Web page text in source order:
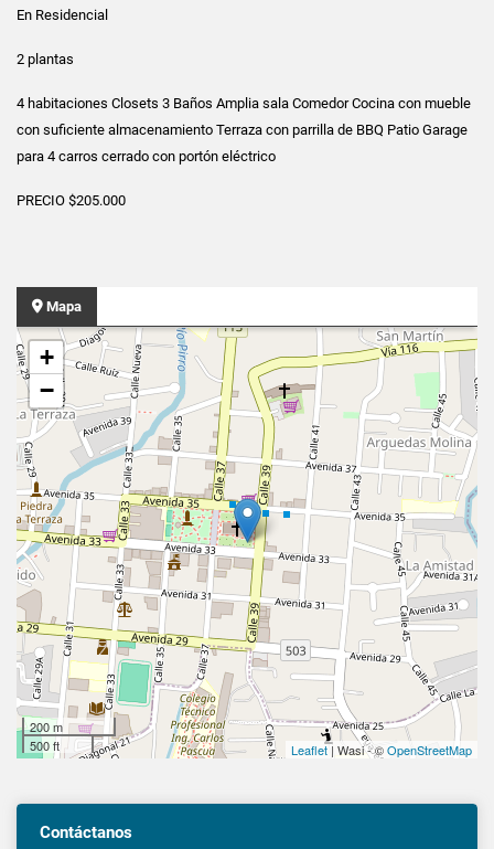
En Residencial
2 plantas
4 habitaciones Closets 3 Baños Amplia sala Comedor Cocina con mueble
con suficiente almacenamiento Terraza con parrilla de BBQ Patio Garage
para 4 carros cerrado con portón eléctrico
PRECIO $205.000
Mapa
+
−
200 m
500 ft
Leaflet| Wasi - ©OpenStreetMap
Contáctanos